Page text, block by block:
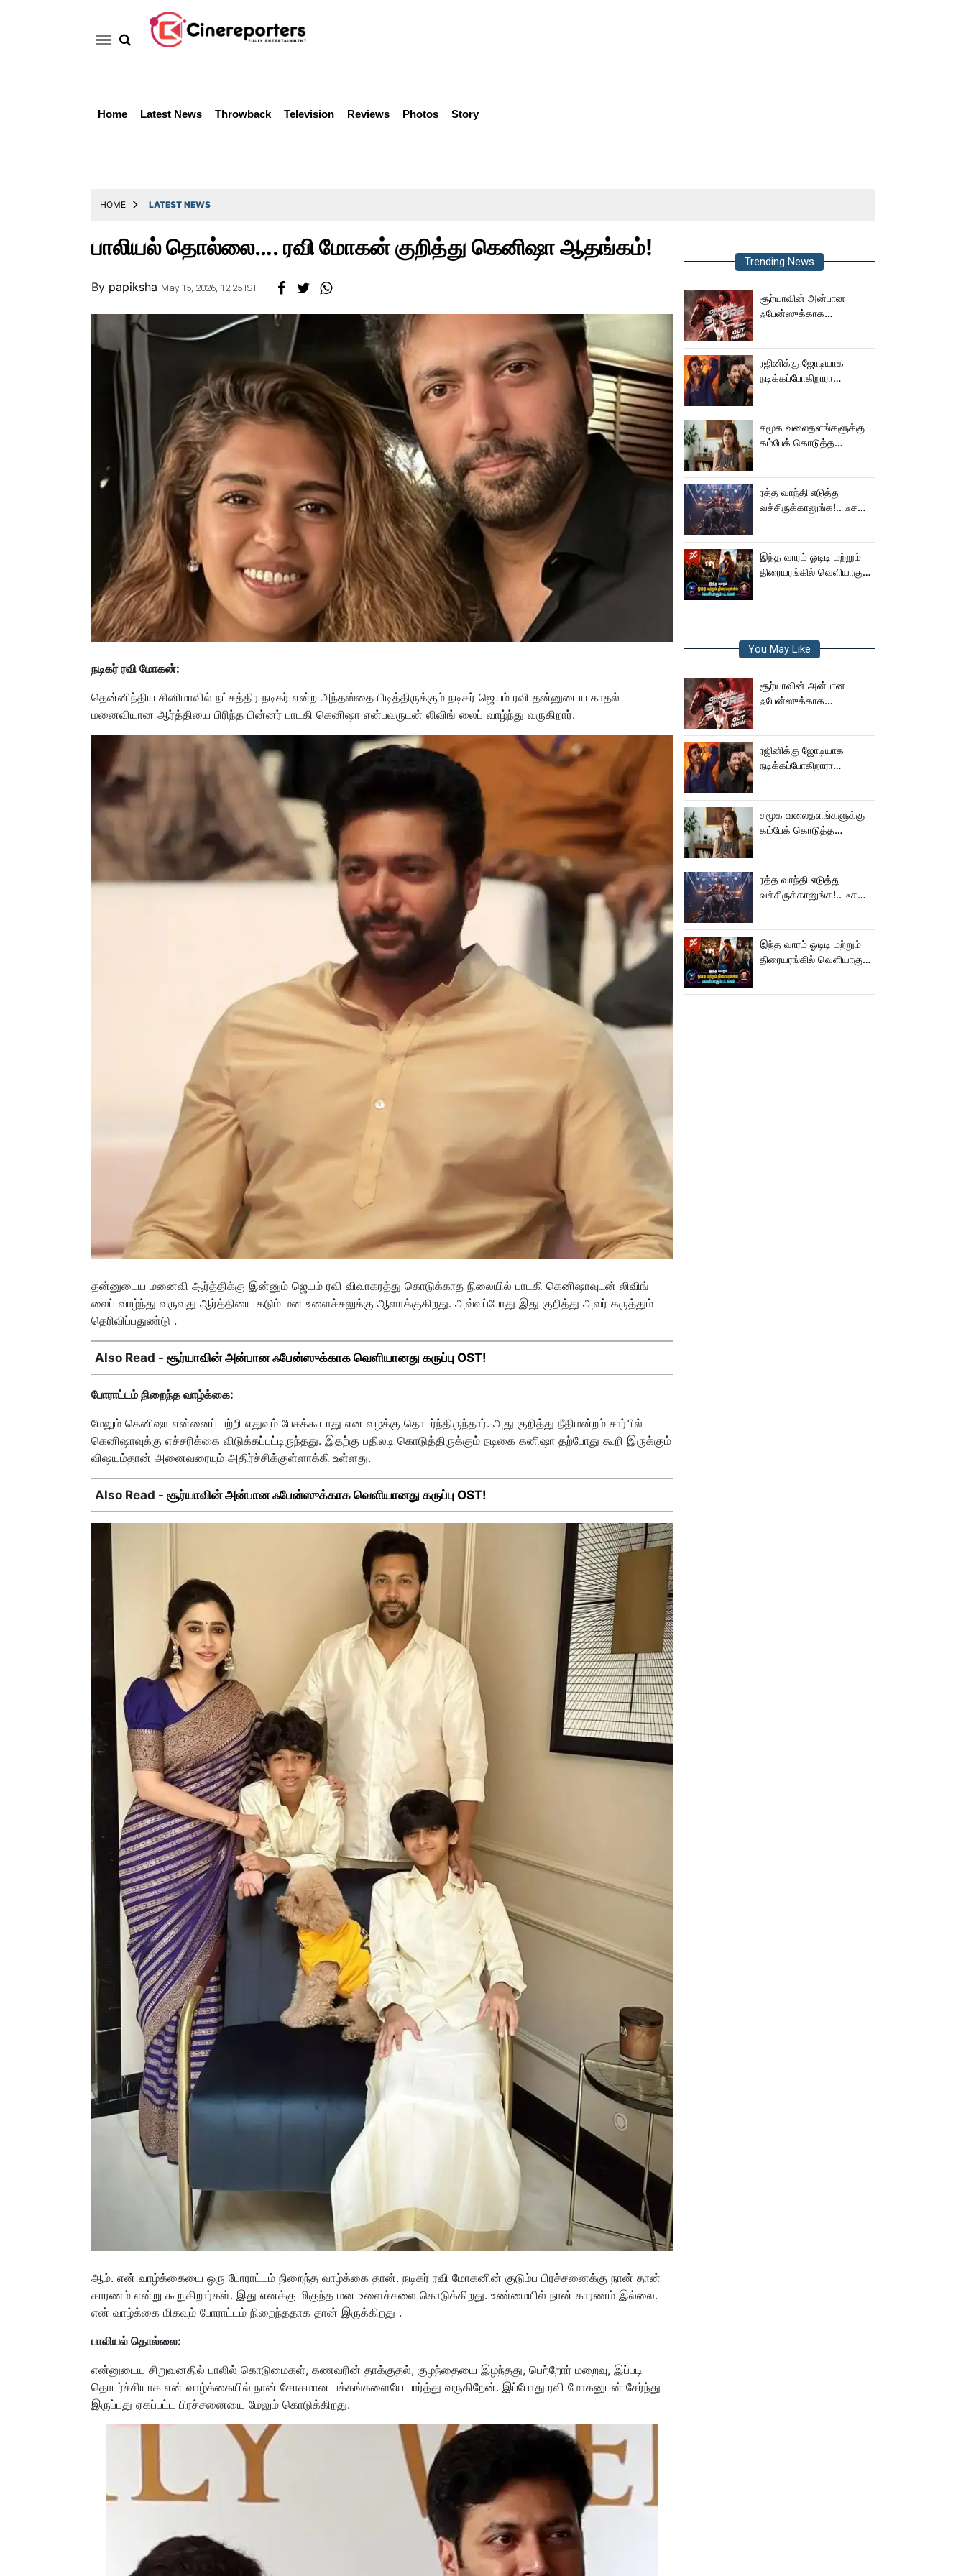
Home Latest News Throwback Television Reviews Photos Story
HOME LATEST NEWS
பாலியல் தொல்லை…. ரவி மோகன் குறித்து கெனிஷா ஆதங்கம்!
By papiksha May 15, 2026, 12:25 IST
நடிகர் ரவி மோகன்:
தென்னிந்திய சினிமாவில் நட்சத்திர நடிகர் என்ற அந்தஸ்தை பிடித்திருக்கும் நடிகர் ஜெயம் ரவி தன்னுடைய காதல்
மனைவியான ஆர்த்தியை பிரிந்த பின்னர் பாடகி கெனிஷா என்பவருடன் லிவிங் லைப் வாழ்ந்து வருகிறார்.
தன்னுடைய மனைவி ஆர்த்திக்கு இன்னும் ஜெயம் ரவி விவாகரத்து கொடுக்காத நிலையில் பாடகி கெனிஷாவுடன் லிவிங்
லைப் வாழ்ந்து வருவது ஆர்த்தியை கடும் மன உளைச்சலுக்கு ஆளாக்குகிறது. அவ்வப்போது இது குறித்து அவர் கருத்தும்
தெரிவிப்பதுண்டு .
Also Read - சூர்யாவின் அன்பான ஃபேன்ஸுக்காக வெளியானது கருப்பு OST!
போராட்டம் நிறைந்த வாழ்க்கை:
மேலும் கெனிஷா என்னைப் பற்றி எதுவும் பேசக்கூடாது என வழக்கு தொடர்ந்திருந்தார். அது குறித்து நீதிமன்றம் சார்பில்
கெனிஷாவுக்கு எச்சரிக்கை விடுக்கப்பட்டிருந்தது. இதற்கு பதிலடி கொடுத்திருக்கும் நடிகை கனிஷா தற்போது கூறி இருக்கும்
விஷயம்தான் அனைவரையும் அதிர்ச்சிக்குள்ளாக்கி உள்ளது.
Also Read - சூர்யாவின் அன்பான ஃபேன்ஸுக்காக வெளியானது கருப்பு OST!
ஆம். என் வாழ்க்கையை ஒரு போராட்டம் நிறைந்த வாழ்க்கை தான். நடிகர் ரவி மோகனின் குடும்ப பிரச்சனைக்கு நான் தான்
காரணம் என்று கூறுகிறார்கள். இது எனக்கு மிகுந்த மன உளைச்சலை கொடுக்கிறது. உண்மையில் நான் காரணம் இல்லை.
என் வாழ்க்கை மிகவும் போராட்டம் நிறைந்ததாக தான் இருக்கிறது .
பாலியல் தொல்லை:
என்னுடைய சிறுவனதில் பாலில் கொடுமைகள், கணவரின் தாக்குதல், குழந்தையை இழந்தது, பெற்றோர் மறைவு, இப்படி
தொடர்ச்சியாக என் வாழ்க்கையில் நான் சோகமான பக்கங்களையே பார்த்து வருகிறேன். இப்போது ரவி மோகனுடன் சேர்ந்து
இருப்பது ஏகப்பட்ட பிரச்சனையை மேலும் கொடுக்கிறது.
Trending News
சூர்யாவின் அன்பான
ஃபேன்ஸுக்காக
ரஜினிக்கு ஜோடியாக
நடிக்கப்போகிறாரா
சமூக வலைதளங்களுக்கு
கம்பேக் கொடுத்த
ரத்த வாந்தி எடுத்து
வச்சிருக்கானுங்க!.. டீசரை
பிழைக்குமா?
இந்த வாரம் ஓடிடி மற்றும்
திரையரங்கில் வெளியாகும்
You May Like
சூர்யாவின் அன்பான
ஃபேன்ஸுக்காக
ரஜினிக்கு ஜோடியாக
நடிக்கப்போகிறாரா
சமூக வலைதளங்களுக்கு
கம்பேக் கொடுத்த
ரத்த வாந்தி எடுத்து
வச்சிருக்கானுங்க!.. டீசரை
பிழைக்குமா?
இந்த வாரம் ஓடிடி மற்றும்
திரையரங்கில் வெளியாகும்